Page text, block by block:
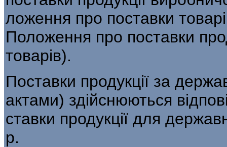
ложення про поставки
Положення про поставки
товарів).
Поставки продукції за
актами) здійснюються
ставки продукції для
р.